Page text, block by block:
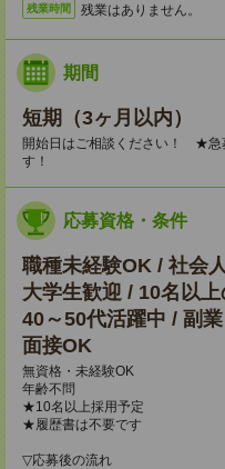
残業時間 残業はありません。
期間
短期（3ヶ月以内）
開始日はご相談ください！ ★
す！
応募資格・条件
職種未経験OK / 社会
大学生歓迎 / 10名以
40～50代活躍中 / 副
面接OK
無資格・未経験OK
年齢不問
★10名以上採用予定
★履歴書は不要です
▽応募後の流れ